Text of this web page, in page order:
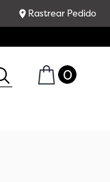
Rastrear Pedido